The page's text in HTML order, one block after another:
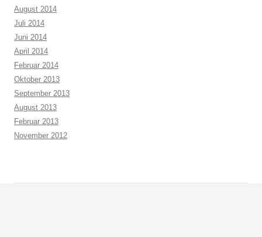
August 2014
Juli 2014
Juni 2014
April 2014
Februar 2014
Oktober 2013
September 2013
August 2013
Februar 2013
November 2012